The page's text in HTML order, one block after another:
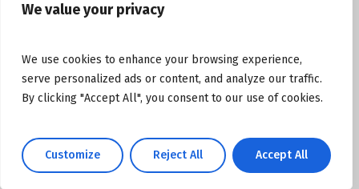
We value your privacy
We use cookies to enhance your browsing experience,
serve personalized ads or content, and analyze our traffic.
By clicking "Accept All", you consent to our use of cookies.
Customize Reject All Accept All
and Developed byArtsPR